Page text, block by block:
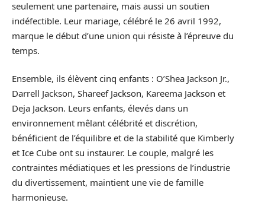
seulement une partenaire, mais aussi un soutien
indéfectible. Leur mariage, célébré le 26 avril 1992,
marque le début d’une union qui résiste à l’épreuve du
temps.
Ensemble, ils élèvent cinq enfants : O’Shea Jackson Jr.,
Darrell Jackson, Shareef Jackson, Kareema Jackson et
Deja Jackson. Leurs enfants, élevés dans un
environnement mêlant célébrité et discrétion,
bénéficient de l’équilibre et de la stabilité que Kimberly
et Ice Cube ont su instaurer. Le couple, malgré les
contraintes médiatiques et les pressions de l’industrie
du divertissement, maintient une vie de famille
harmonieuse.